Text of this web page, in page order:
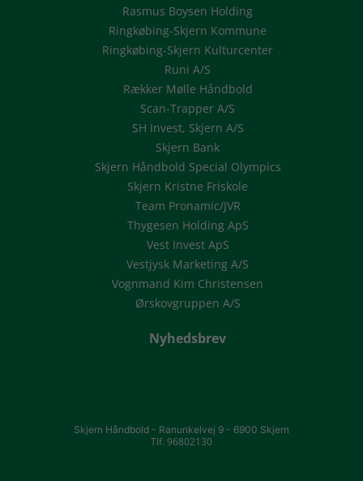
Rasmus Boysen Holding
Ringkøbing-Skjern Kommune
Ringkøbing-Skjern Kulturcenter
Runi A/S
Rækker Mølle Håndbold
Scan-Trapper A/S
SH Invest, Skjern A/S
Skjern Bank
Skjern Håndbold Special Olympics
Skjern Kristne Friskole
Team Pronamic/JVR
Thygesen Holding ApS
Vest Invest ApS
Vestjysk Marketing A/S
Vognmand Kim Christensen
Ørskovgruppen A/S
Nyhedsbrev
Skjern Håndbold - Ranunkelvej 9 - 6900 Skjern
Tlf. 96802130